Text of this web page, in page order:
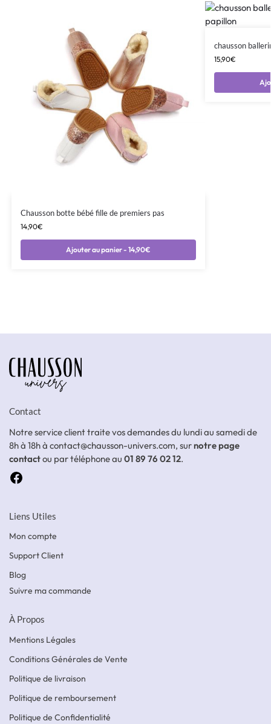
Chausson botte bébé fille de premiers pas
14,90€
Ajouter au panier - 14,90€
chausson
15,90€
Contact
Notre service client traite vos demandes du lundi au samedi de
8h à 18h à contact@chausson-univers.com, surnotre page
contactou par téléphone au 01 89 76 02 12.
Liens Utiles
Mon compte
Support Client
Blog
Suivre ma commande
À Propos
Mentions Légales
Conditions Générales de Vente
Politique de livraison
Politique de remboursement
Politique de Confidentialité